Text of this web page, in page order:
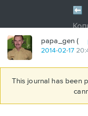
papa_gen (
2014-02-17
This journal has been